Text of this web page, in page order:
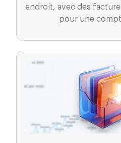
endroit, avec des
pour une